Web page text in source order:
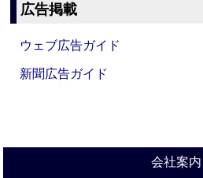
広告掲載
ウェブ広告ガイド
新聞広告ガイド
会社案内